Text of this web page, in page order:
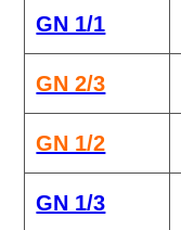
GN 1/1
GN 2/3
GN 1/2
GN 1/3